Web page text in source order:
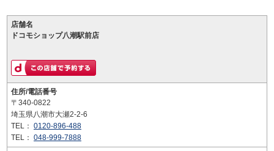
店舗名
ドコモショップ八潮駅前店
住所/電話番号
〒340-0822
埼玉県八潮市大瀬2-2-6
TEL： 0120-896-488
TEL： 048-999-7888